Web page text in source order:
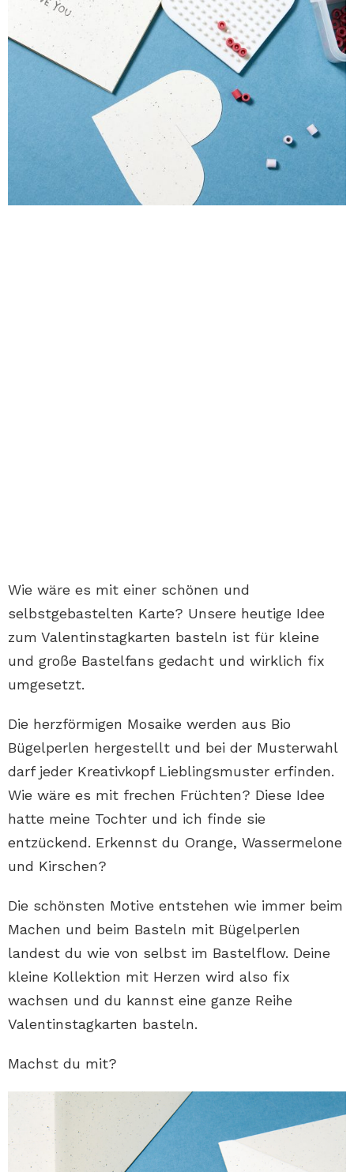
Wie wäre es mit einer schönen und
selbstgebastelten Karte? Unsere heutige Idee
zum Valentinstagkarten basteln ist für kleine
und große Bastelfans gedacht und wirklich fix
umgesetzt.
Die herzförmigen Mosaike werden aus Bio
Bügelperlen hergestellt und bei der Musterwahl
darf jeder Kreativkopf Lieblingsmuster erfinden.
Wie wäre es mit frechen Früchten? Diese Idee
hatte meine Tochter und ich finde sie
entzückend. Erkennst du Orange, Wassermelone
und Kirschen?
Die schönsten Motive entstehen wie immer beim
Machen und beim Basteln mit Bügelperlen
landest du wie von selbst im Bastelflow. Deine
kleine Kollektion mit Herzen wird also fix
wachsen und du kannst eine ganze Reihe
Valentinstagkarten basteln.
Machst du mit?